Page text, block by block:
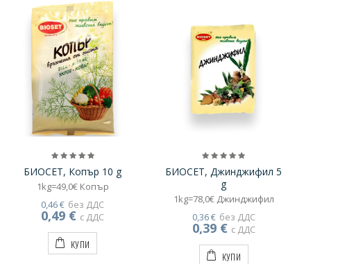
БИОСЕТ, Копър 10 g
1kg=49,0€ Копър
без ДДС
0,46 €
с ДДС
0,49 €
КУПИ
БИОСЕТ, Джинджифил 5
g
1kg=78,0€ Джинджифил
без ДДС
0,36 €
с ДДС
0,39 €
КУПИ